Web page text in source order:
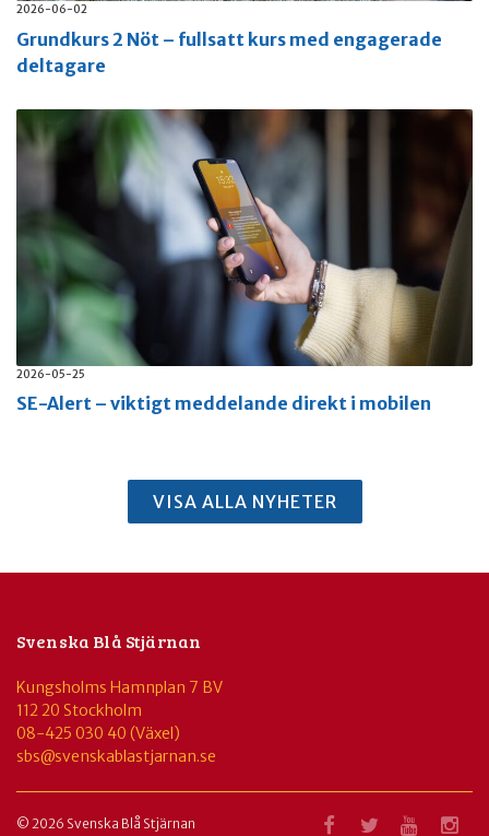
2026-06-02
Grundkurs 2 Nöt – fullsatt kurs med engagerade
deltagare
2026-05-25
SE-Alert – viktigt meddelande direkt i mobilen
VISA ALLA NYHETER
Svenska Blå Stjärnan
Kungsholms Hamnplan 7 BV
112 20 Stockholm
08-425 030 40 (Växel)
sbs@svenskablastjarnan.se
© 2026 Svenska Blå Stjärnan